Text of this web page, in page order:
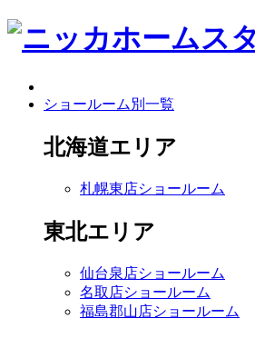
ショールーム別一覧
北海道エリア
札幌東店ショールーム
東北エリア
仙台泉店ショールーム
名取店ショールーム
福島郡山店ショールーム